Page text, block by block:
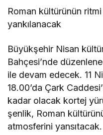
Roman kültürünün
yankılanacak
Büyükşehir Nisan
Bahçesi’nde
ile devam edecek. 11
18.00’da Çark
kadar olacak kortej
şenlik, Roman
atmosferini yansıtacak.